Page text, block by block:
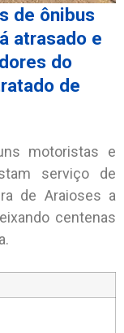
de ônibus
atrasado e
do
de
motoristas e
serviço de
de Araioses a
centenas